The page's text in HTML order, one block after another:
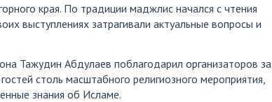
края. По традиции маджлис начался с чтения
выступлениях затрагивали актуальные вопросы и
Тажудин Абдулаев поблагодарил организаторов за
столь масштабного религиозного мероприятия,
знания об Исламе.